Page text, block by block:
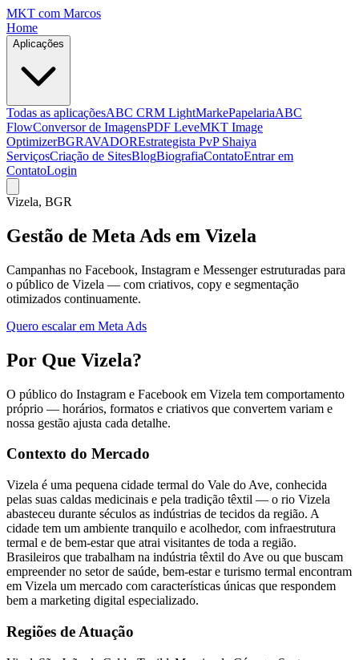
MKT com Marcos
Home
Aplicações
Todas as aplicaçõesABC CRM LightMarkePapelariaABC
FlowConversor de ImagensPDF LeveMKT Image
OptimizerBGRAVADOREstrategista PvP Shaiya
ServiçosCriação de SitesBlogBiografiaContatoEntrar em
ContatoLogin
Vizela, BGR
Gestão de Meta Ads em Vizela
Campanhas no Facebook, Instagram e Messenger estruturadas para
o público de Vizela — com criativos, copy e segmentação
otimizados continuamente.
Quero escalar em Meta Ads
Por Que Vizela?
O público do Instagram e Facebook em Vizela tem comportamento
próprio — horários, formatos e criativos que convertem variam e
nossa gestão ajusta cada detalhe.
Contexto do Mercado
Vizela é uma pequena cidade termal do Vale do Ave, conhecida
pelas suas caldas medicinais e pela tradição têxtil — o rio Vizela
abasteceu durante séculos as indústrias de tecidos da região. A
cidade tem um ambiente tranquilo e acolhedor, com infraestrutura
termal e de bem-estar que atrai visitantes de toda a região.
Brasileiros que trabalham na indústria têxtil do Ave ou que buscam
empreender no setor de saúde, bem-estar e turismo termal encontram
em Vizela um mercado com características únicas que respondem
bem a marketing digital especializado.
Regiões de Atuação